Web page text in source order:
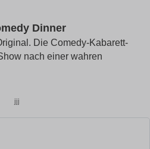
Dinner
Die Comedy-Kabarett-
nach einer wahren
jjj